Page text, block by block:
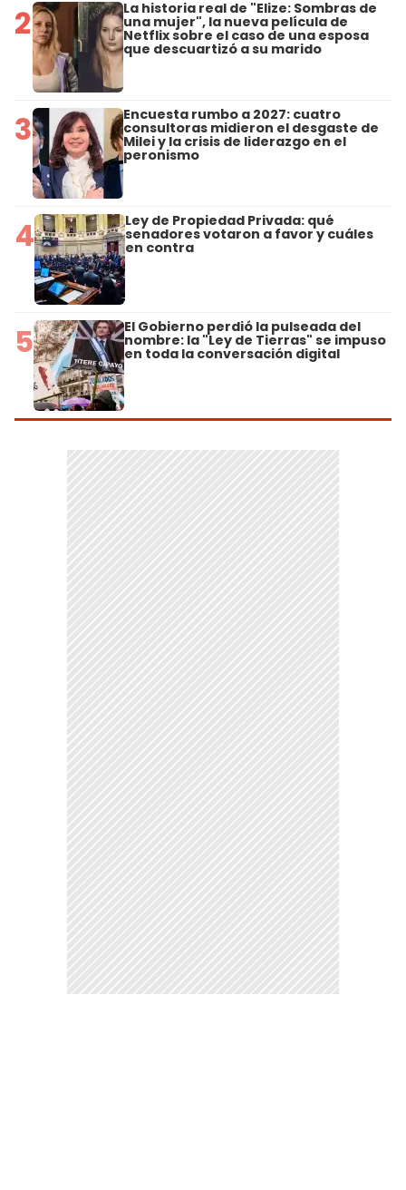
2 La historia real de "Elize: Sombras de
una mujer", la nueva película de
Netflix sobre el caso de una esposa
que descuartizó a su marido
3 Encuesta rumbo a 2027: cuatro
consultoras midieron el desgaste de
Milei y la crisis de liderazgo en el
peronismo
4 Ley de Propiedad Privada: qué
senadores votaron a favor y cuáles
en contra
5 El Gobierno perdió la pulseada del
nombre: la "Ley de Tierras" se impuso
en toda la conversación digital